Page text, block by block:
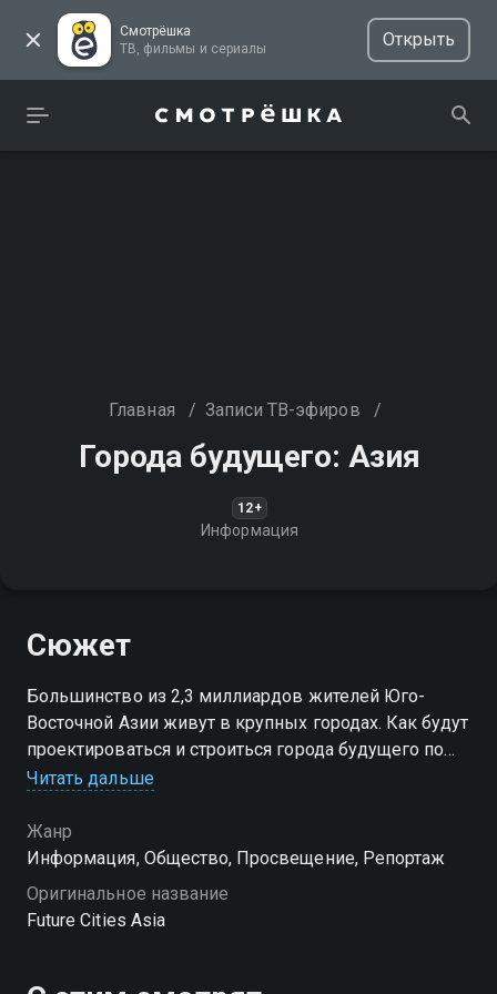
Смотрёшка
ТВ, фильмы и сериалы
Открыть
Главная / Записи ТВ-эфиров /
Города будущего: Азия
12+
Информация
Сюжет
Большинство из 2,3 миллиардов жителей Юго-
Восточной Азии живут в крупных городах. Как будут
проектироваться и строиться города будущего по
мере роста населения?
Читать дальше
Жанр
Информация, Общество, Просвещение, Репортаж
Оригинальное название
Future Cities Asia